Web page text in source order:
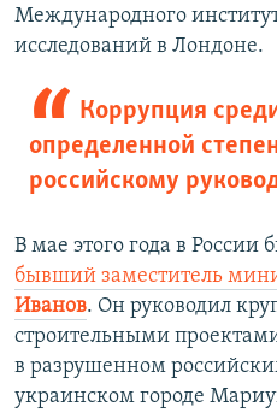
Международного
исследований в Лондоне.
Коррупция
определенной
российскому
В мае этого года в России
бывший заместитель
Иванов. Он руководил
строительными
в разрушенном
украинском городе